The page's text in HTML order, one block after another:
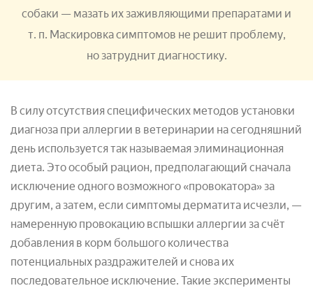
собаки — мазать их заживляющими препаратами и
т. п. Маскировка симптомов не решит проблему,
но затруднит диагностику.
В силу отсутствия специфических методов установки
диагноза при аллергии в ветеринарии на сегодняшний
день используется так называемая элиминационная
диета. Это особый рацион, предполагающий сначала
исключение одного возможного «провокатора» за
другим, а затем, если симптомы дерматита исчезли, —
намеренную провокацию вспышки аллергии за счёт
добавления в корм большого количества
потенциальных раздражителей и снова их
последовательное исключение. Такие эксперименты